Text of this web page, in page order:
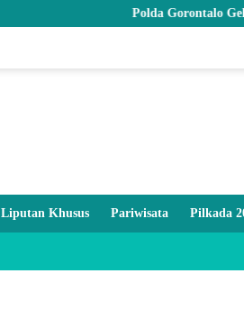
Polda Gorontalo Gelar
Liputan Khusus Pariwisata Pilkada